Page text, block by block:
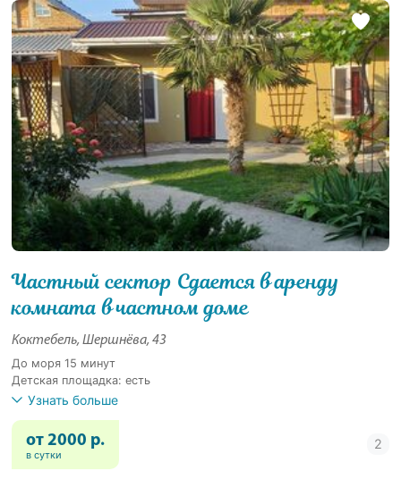
Частный сектор Сдается в аренду
комната в частном доме
Коктебель, Шершнёва, 43
До моря 15 минут
Детская площадка: есть
Узнать больше
от 2000 р.
в сутки